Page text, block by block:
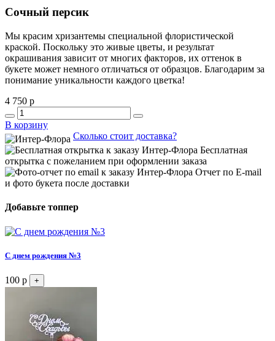
Сочный персик
Мы красим хризантемы специальной флористической
краской. Поскольку это живые цветы, и результат
окрашивания зависит от многих факторов, их оттенок в
букете может немного отличаться от образцов. Благодарим за
понимание уникальности каждого цветка!
4 750 р
В корзину
Сколько стоит доставка?
Бесплатная
открытка с пожеланием при оформлении заказа
Отчет по E-mail
и фото букета после доставки
Добавьте топпер
С днем рождения №3
100 р +